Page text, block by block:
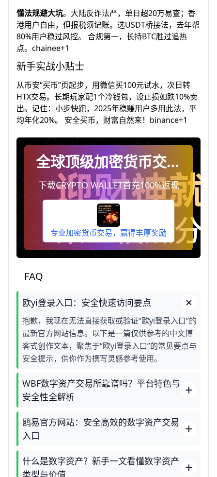
懂法规避大坑。大陆反诈法严，单日超20万易查；香
港用户自由，但报税须记账。选USDT桥接法，去年帮
80%用户稳过风控。 合规第一，长持BTC胜过追热
点。chainee+1
新手实战小贴士
从币安“买币”页起步，用微信买100元试水，次日转
HTX交易。长期玩家配1个冷钱包，设止损如跌10%卖
出。记住：小步快跑，2025年稳赚用户多用此法，平
均年化20%。 安全买币，财富自然来！binance+1
全球顶级加密货币交易
平台
下载CRYPTO WALLET首充100%返现
专业加密货币交易，赢得丰厚奖励
FAQ
欧yi登录入口：安全快速访问要点
抱歉，我现在无法直接获取或验证“欧yi登录入口”的
最新官方网站信息。以下是一篇仅供参考的中文博
客式创作文本，聚焦于“欧yi登录入口”的常见要点与
安全提示，供你作为撰写灵感参考使用。
WBF数字资产交易所靠谱吗？平台特色与
安全性全解析
鸥易官方网站：安全高效的数字资产交易
入口
什么是数字资产？新手一文看懂数字资产
类型与价值